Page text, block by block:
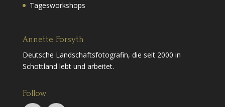
Tagesworkshops
Annette Forsyth
Deutsche Landschaftsfotografin, die seit 2000 in
Schottland lebt und arbeitet.
Follow